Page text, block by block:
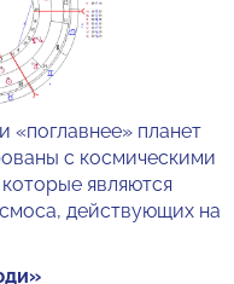
«поглавнее» планет
с космическими
являются
действующих на